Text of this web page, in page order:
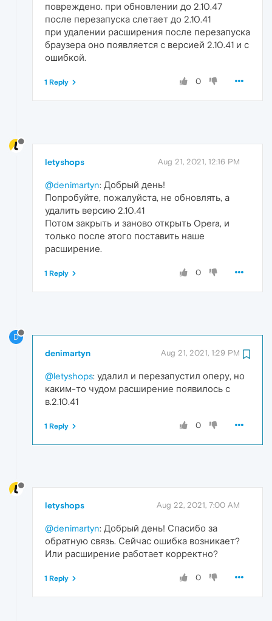
повреждено. при обновлении до 2.10.47
после перезапуска слетает до 2.10.41
при удалении расширения после перезапуска
браузера оно появляется с версией 2.10.41 и с
ошибкой.
0
1 Reply
letyshops Aug 21, 2021, 12:16 PM
@denimartyn: Добрый день!
Попробуйте, пожалуйста, не обновлять, а
удалить версию 2.10.41
Потом закрыть и заново открыть Opera, и
только после этого поставить наше
расширение.
0
1 Reply
D
denimartyn Aug 21, 2021, 1:29 PM
@letyshops: удалил и перезапустил оперу, но
каким-то чудом расширение появилось с
в.2.10.41
0
1 Reply
letyshops Aug 22, 2021, 7:00 AM
@denimartyn: Добрый день! Спасибо за
обратную связь. Сейчас ошибка возникает?
Или расширение работает корректно?
0
1 Reply